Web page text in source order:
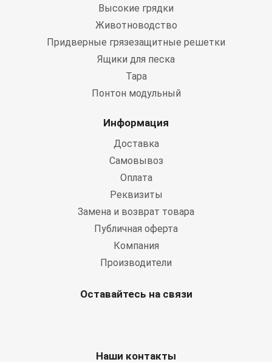
Высокие грядки
Животноводство
Придверные грязезащитные решетки
Ящики для песка
Тара
Понтон модульный
Информация
Доставка
Самовывоз
Оплата
Реквизиты
Замена и возврат товара
Публичная оферта
Компания
Производители
Оставайтесь на связи
Наши контакты